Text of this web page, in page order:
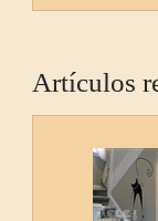
Artículos